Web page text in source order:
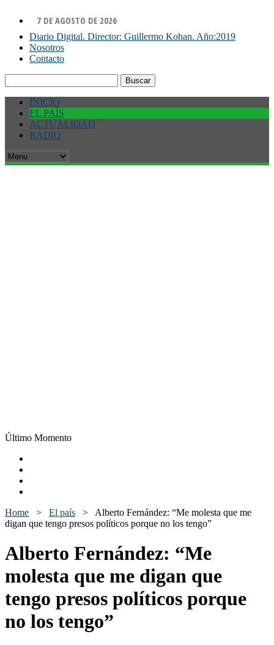
7 DE AGOSTO DE 2026
Diario Digital. Director: Guillermo Kohan. Año:2019
Nosotros
Contacto
INICIO
EL PAÍS
ACTUALIDAD
RADIO
Último Momento
Home > El país > Alberto Fernández: “Me molesta que me
digan que tengo presos políticos porque no los tengo”
Alberto Fernández: “Me
molesta que me digan que
tengo presos políticos porque
no los tengo”